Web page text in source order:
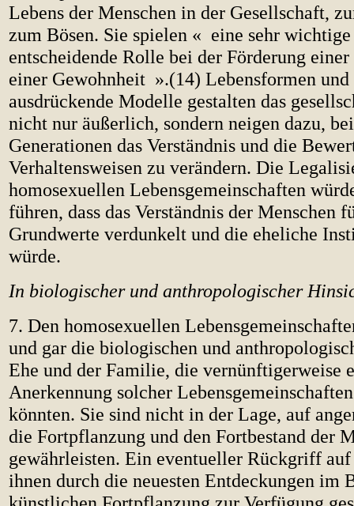
Lebens der Menschen in der Gesellschaft,
zum Bösen. Sie spielen « eine sehr
entscheidende Rolle bei der Förderung
einer Gewohnheit ».(14) Lebensformen
ausdrückende Modelle gestalten das
nicht nur äußerlich, sondern neigen dazu,
Generationen das Verständnis und die
Verhaltensweisen zu verändern. Die
homosexuellen Lebensgemeinschaften
führen, dass das Verständnis der Menschen
Grundwerte verdunkelt und die eheliche
würde.
In biologischer und anthropologischer
7. Den homosexuellen
und gar die biologischen und
Ehe und der Familie, die vernünftigerweise
Anerkennung solcher
könnten. Sie sind nicht in der Lage, auf
die Fortpflanzung und den Fortbestand der
gewährleisten. Ein eventueller Rückgriff
ihnen durch die neuesten Entdeckungen im